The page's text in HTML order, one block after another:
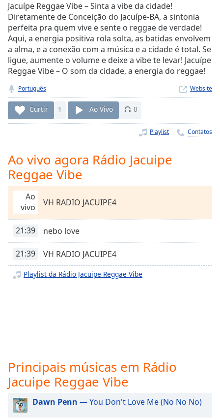
0.00%
Stream
TypeLIVE
Seek to
live,
currently
behind
liveLIVE
Time-
1x
Chapters
Chapters
Descriptions
descriptions
off,
Subtitles
subtitles
selected
Audio
Track
Picture-
Jacuípe Reggae Vibe – Sinta a vibe da cidade!
Diretamente de Conceição do Jacuípe-BA, a sintonia
perfeita pra quem vive e sente o reggae de verdade!
Aqui, a energia positiva rola solta, as batidas envolvem
a alma, e a conexão com a música e a cidade é total. Se
ligue, aumente o volume e deixe a vibe te levar! Jacuípe
Reggae Vibe – O som da cidade, a energia do reggae!
Português Website
Curtir 1 Ao Vivo 0
Playlist Contatos
Ao vivo agora Rádio Jacuipe
Reggae Vibe
Ao
vivo
VH RADIO JACUIPE4
21:39 nebo love
21:39 VH RADIO JACUIPE4
Playlist da Rádio Jacuipe Reggae Vibe
Principais músicas em Rádio
Jacuipe Reggae Vibe
Dawn Penn — You Don't Love Me (No No No)